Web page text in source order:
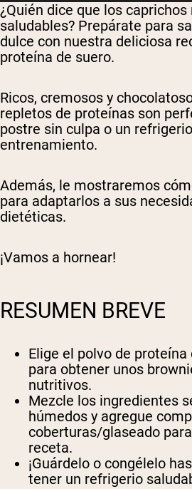
¿Quién dice que los
saludables? Prepárate para
dulce con nuestra deliciosa
proteína de suero.
Ricos, cremosos y
repletos de proteínas son
postre sin culpa o un
entrenamiento.
Además, le mostraremos
para adaptarlos a sus
dietéticas.
¡Vamos a hornear!
RESUMEN BREVE
Elige el polvo de
para obtener unos
nutritivos.
Mezcle los ingredientes
húmedos y agregue
coberturas/glaseado
receta.
¡Guárdelo o congélelo
tener un refrigerio